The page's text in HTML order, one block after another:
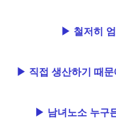
▶ 철저히
▶ 직접 생산하기 때
▶ 남녀노소 누구